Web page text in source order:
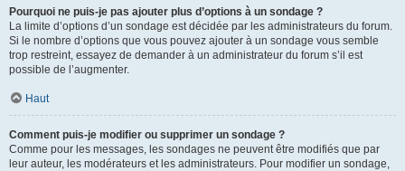
Pourquoi ne puis-je pas ajouter plus d’options à un sondage ?
La limite d’options d’un sondage est décidée par les administrateurs du forum.
Si le nombre d’options que vous pouvez ajouter à un sondage vous semble
trop restreint, essayez de demander à un administrateur du forum s’il est
possible de l’augmenter.
Haut
Comment puis-je modifier ou supprimer un sondage ?
Comme pour les messages, les sondages ne peuvent être modifiés que par
leur auteur, les modérateurs et les administrateurs. Pour modifier un sondage,